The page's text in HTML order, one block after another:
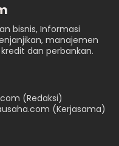
bisnis, Informasi
manajemen
dan perbankan.
(Redaksi)
(Kerjasama)